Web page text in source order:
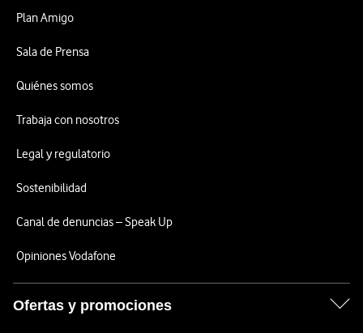
Plan Amigo
Sala de Prensa
Quiénes somos
Trabaja con nosotros
Legal y regulatorio
Sostenibilidad
Canal de denuncias – Speak Up
Opiniones Vodafone
Ofertas y promociones